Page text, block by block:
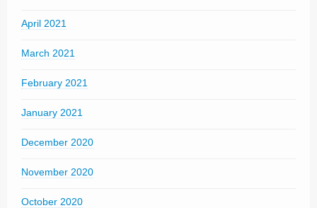
April 2021
March 2021
February 2021
January 2021
December 2020
November 2020
October 2020